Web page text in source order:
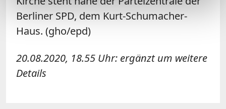
Berliner SPD, dem Kurt-Schumacher-
Haus. (gho/epd)
20.08.2020, 18.55 Uhr: ergänzt um weitere
Details